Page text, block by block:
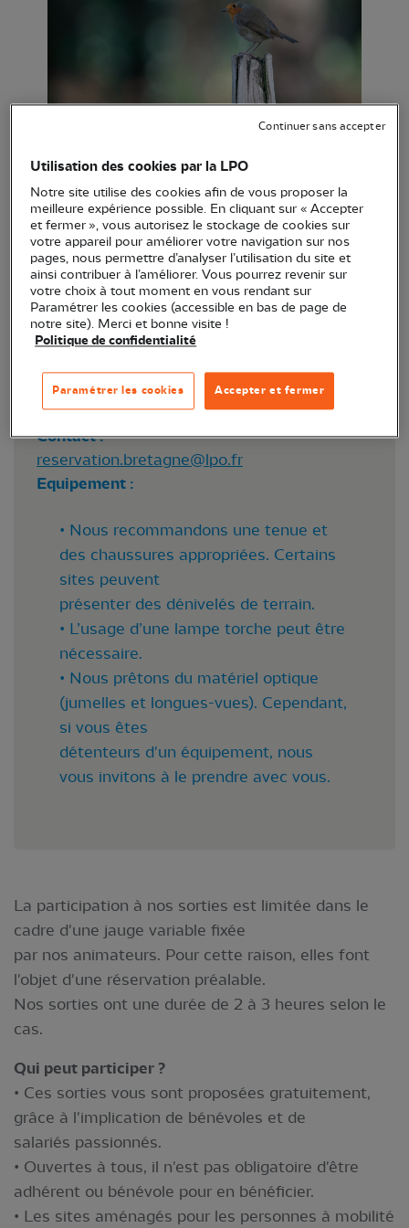
Lieu : Guipel (35)
Horaire : 8h30
Réservation :Oui
Prix :Gratuit
Accessibilité Handicapés :
Accessibilité sourds et malentendants :
Aveugles et malvoyants :
Personnes à mobilité réduite : Non
Personnes en situation de handicap mental :
Non
Contact :
reservation.bretagne@lpo.fr
Equipement :
• Nous recommandons une tenue et
des chaussures appropriées. Certains
sites peuvent
présenter des dénivelés de terrain.
• L’usage d’une lampe torche peut être
nécessaire.
• Nous prêtons du matériel optique
(jumelles et longues-vues). Cependant,
si vous êtes
détenteurs d'un équipement, nous
vous invitons à le prendre avec vous.
La participation à nos sorties est limitée dans le
cadre d'une jauge variable fixée
par nos animateurs. Pour cette raison, elles font
l'objet d'une réservation préalable.
Nos sorties ont une durée de 2 à 3 heures selon le
cas.
Qui peut participer ?
• Ces sorties vous sont proposées gratuitement,
grâce à l'implication de bénévoles et de
salariés passionnés.
• Ouvertes à tous, il n'est pas obligatoire d'être
adhérent ou bénévole pour en bénéficier.
• Les sites aménagés pour les personnes à mobilité
Utilisation des cookies par la LPO
Notre site utilise des cookies afin de vous proposer la
meilleure expérience possible. En cliquant sur « Accepter
et fermer », vous autorisez le stockage de cookies sur
votre appareil pour améliorer votre navigation sur nos
pages, nous permettre d’analyser l’utilisation du site et
ainsi contribuer à l’améliorer. Vous pourrez revenir sur
votre choix à tout moment en vous rendant sur
Paramétrer les cookies (accessible en bas de page de
notre site). Merci et bonne visite !
Politique de confidentialité
Accepter et fermer
Paramétrer les cookies
Continuer sans accepter